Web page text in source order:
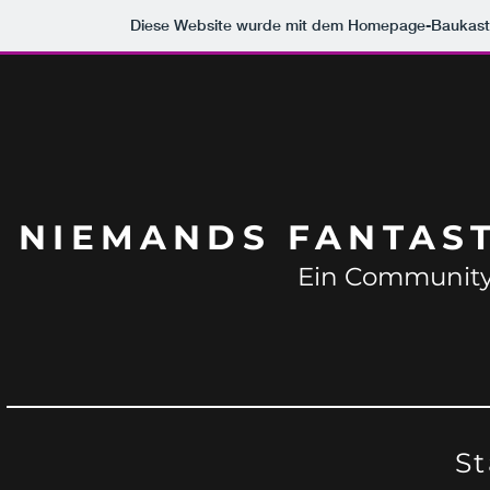
Diese Website wurde mit dem Homepage-
Ein
NIEMANDS